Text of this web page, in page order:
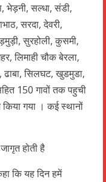
भेड़नी, सल्धा, संडी,
सरदा, देवरी,
सुरहोली, कुसमी,
लिमाही चौक बेरला,
ढाबा, सिलघट, खुडमुडा,
150 गावों तक पहुची
किया गया । कई स्थानों
होती है
कि यह दिन हमें